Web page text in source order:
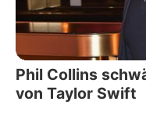
Phil Collins
von Taylor Swift